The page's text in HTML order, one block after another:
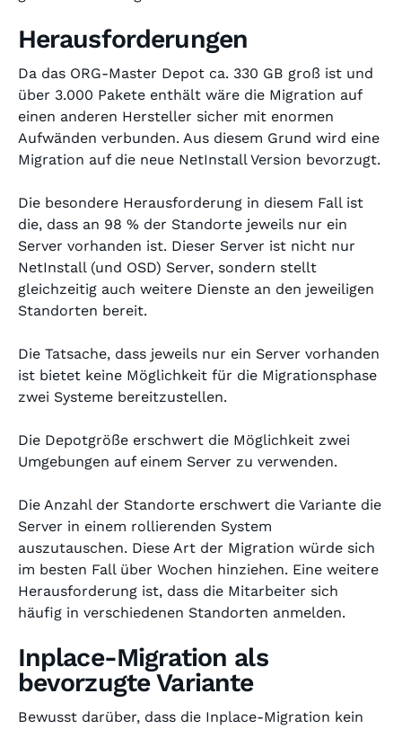
Herausforderungen
Da das ORG-Master Depot ca. 330 GB groß ist und
über 3.000 Pakete enthält wäre die Migration auf
einen anderen Hersteller sicher mit enormen
Aufwänden verbunden. Aus diesem Grund wird eine
Migration auf die neue NetInstall Version bevorzugt.
Die besondere Herausforderung in diesem Fall ist
die, dass an 98 % der Standorte jeweils nur ein
Server vorhanden ist. Dieser Server ist nicht nur
NetInstall (und OSD) Server, sondern stellt
gleichzeitig auch weitere Dienste an den jeweiligen
Standorten bereit.
Die Tatsache, dass jeweils nur ein Server vorhanden
ist bietet keine Möglichkeit für die Migrationsphase
zwei Systeme bereitzustellen.
Die Depotgröße erschwert die Möglichkeit zwei
Umgebungen auf einem Server zu verwenden.
Die Anzahl der Standorte erschwert die Variante die
Server in einem rollierenden System
auszutauschen. Diese Art der Migration würde sich
im besten Fall über Wochen hinziehen. Eine weitere
Herausforderung ist, dass die Mitarbeiter sich
häufig in verschiedenen Standorten anmelden.
Inplace-Migration als
bevorzugte Variante
Bewusst darüber, dass die Inplace-Migration kein